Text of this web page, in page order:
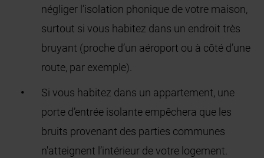
négliger l’isolation phonique de votre maison,
surtout si vous habitez dans un endroit très
bruyant (proche d’un aéroport ou à côté d’une
route, par exemple).
Si vous habitez dans un appartement, une
porte d’entrée isolante empêchera que les
bruits provenant des parties communes
n'atteignent l’intérieur de votre logement.